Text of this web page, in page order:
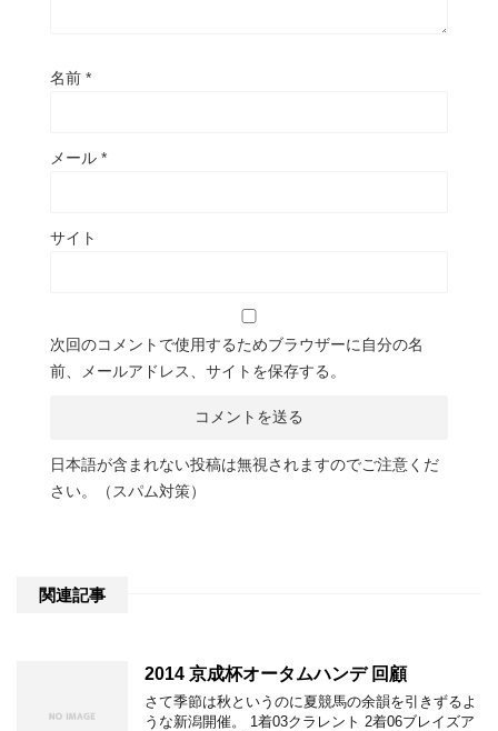
名前 *
メール *
サイト
次回のコメントで使用するためブラウザーに自分の名
前、メールアドレス、サイトを保存する。
日本語が含まれない投稿は無視されますのでご注意くだ
さい。（スパム対策）
関連記事
2014 京成杯オータムハンデ 回顧
さて季節は秋というのに夏競馬の余韻を引きずるよ
うな新潟開催。 1着03クラレント 2着06ブレイズア